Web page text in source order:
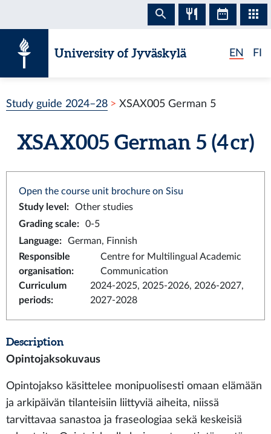
University of Jyväskylä EN FI
Study guide 2024–28 XSAX005 German 5
XSAX005 German 5 (4 cr)
Open the course unit brochure on Sisu
Study level :
Other studies
Grading scale:
0-5
Language:
German, Finnish
Responsible
organisation:
Centre for Multilingual Academic
Communication
Curriculum
periods:
2024-2025, 2025-2026, 2026-2027,
2027-2028
Description
Opintojaksokuvaus
Opintojakso käsittelee monipuolisesti omaan elämään
ja arkipäivän tilanteisiin liittyviä aiheita, niissä
tarvittavaa sanastoa ja fraseologiaa sekä keskeisiä